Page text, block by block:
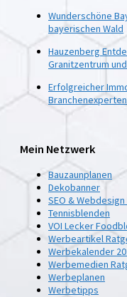
Wunderschöne
bayerischen Wald
Hauzenberg
Granitzentrum
Erfolgreicher
Mein Netzwerk
Bauzaunplanen
Dekobanner
SEO & Webdesign
Tennisblenden
VOI Lecker
Werbeartikel
Werbekalender
Werbemedien
Werbeplanen
Werbetipps